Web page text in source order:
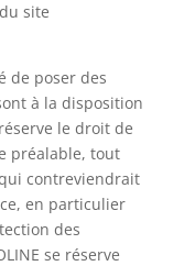
site
de poser des
à la disposition
le droit de
préalable, tout
contreviendrait
en particulier
des
se réserve